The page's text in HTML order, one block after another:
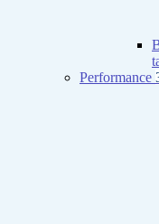
Performance